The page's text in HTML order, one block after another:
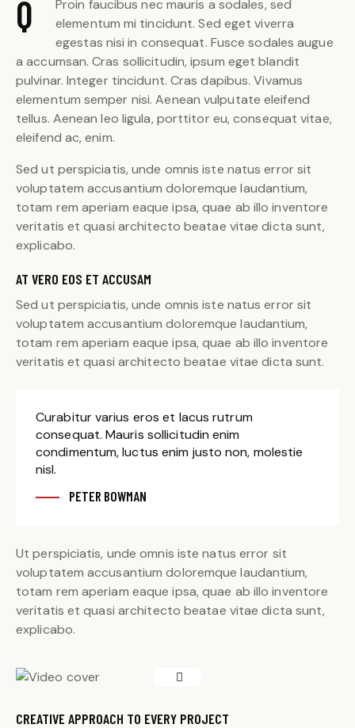
Q
Proin faucibus nec mauris a sodales, sed
elementum mi tincidunt. Sed eget viverra
egestas nisi in consequat. Fusce sodales augue
a accumsan. Cras sollicitudin, ipsum eget blandit
pulvinar. Integer tincidunt. Cras dapibus. Vivamus
elementum semper nisi. Aenean vulputate eleifend
tellus. Aenean leo ligula, porttitor eu, consequat vitae,
eleifend ac, enim.
Sed ut perspiciatis, unde omnis iste natus error sit
voluptatem accusantium doloremque laudantium,
totam rem aperiam eaque ipsa, quae ab illo inventore
veritatis et quasi architecto beatae vitae dicta sunt,
explicabo.
AT VERO EOS ET ACCUSAM
Sed ut perspiciatis, unde omnis iste natus error sit
voluptatem accusantium doloremque laudantium,
totam rem aperiam eaque ipsa, quae ab illo inventore
veritatis et quasi architecto beatae vitae dicta sunt.
Curabitur varius eros et lacus rutrum
consequat. Mauris sollicitudin enim
condimentum, luctus enim justo non, molestie
nisl.
PETER BOWMAN
Ut perspiciatis, unde omnis iste natus error sit
voluptatem accusantium doloremque laudantium,
totam rem aperiam eaque ipsa, quae ab illo inventore
veritatis et quasi architecto beatae vitae dicta sunt,
explicabo.
CREATIVE APPROACH TO EVERY PROJECT